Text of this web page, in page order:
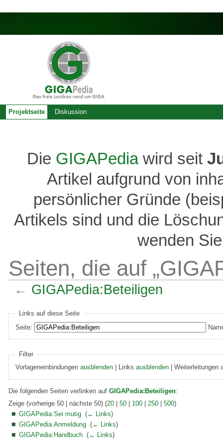
Die GIGAPediawird seit
Artikel aufgrund von
persönlicher Gründe
Artikels sind und die
wenden
Seiten, die auf
← GIGAPedia:Beteiligen
Links auf diese Seite
Seite:
Filter
Vorlageneinbindungenausblenden | Linksausblenden | Weiterleitungen
Die folgenden Seiten verlinken auf GIGAPedia:Beteiligen:
Zeige (vorherige 50 | nächste 50) (20 50 100 250 500)
GIGAPedia:Sei mutig ‎(← Links)
GIGAPedia:Anmeldung ‎(← Links)
GIGAPedia:Handbuch ‎(← Links)
Projektseite Diskussion